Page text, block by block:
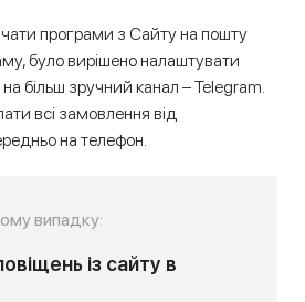
програми з Сайту на пошту
було вирішено налаштувати
більш зручний канал – Telegram.
всі замовлення від
на телефон.
випадку:
із сайту в